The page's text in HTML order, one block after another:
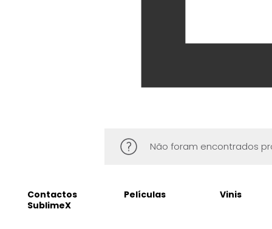
Não foram encontrados
Contactos
SublimeX
Películas Vinis